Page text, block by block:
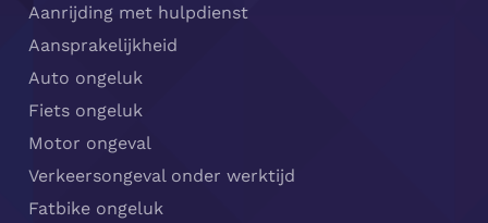
Aanrijding met hulpdienst
Aansprakelijkheid
Auto ongeluk
Fiets ongeluk
Motor ongeval
Verkeersongeval onder werktijd
Fatbike ongeluk